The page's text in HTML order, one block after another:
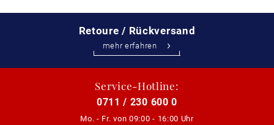
Retoure / Rückversand
mehr erfahren
Service-Hotline:
0711 / 230 600 0
Mo. - Fr. von 09:00 - 16:00 Uhr